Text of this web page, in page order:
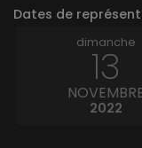
Dates de
dimanche
13
2022